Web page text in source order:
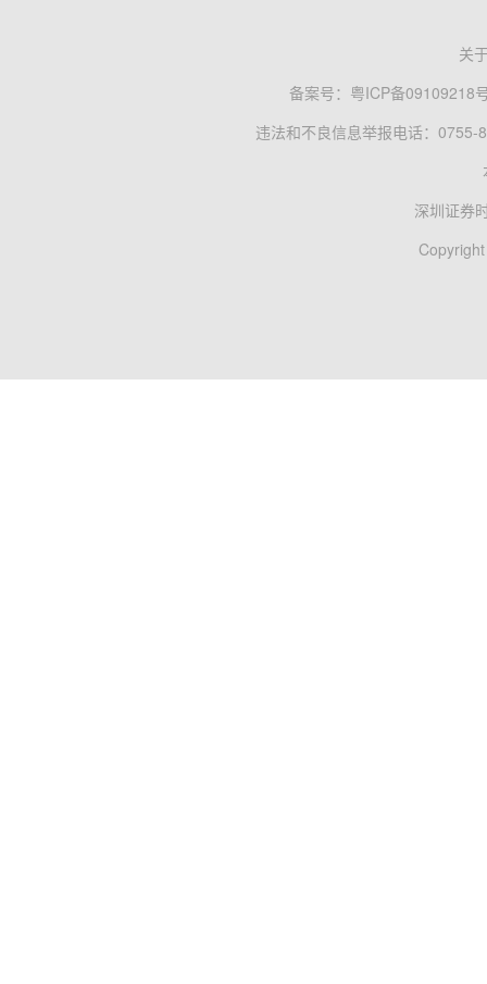
关
备案号： 粤ICP备09109218
违法和不良信息举报电话：0755-
深圳证券